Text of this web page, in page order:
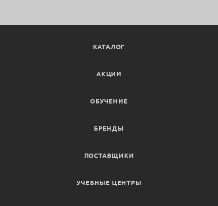
КАТАЛОГ
АКЦИИ
ОБУЧЕНИЕ
БРЕНДЫ
ПОСТАВЩИКИ
УЧЕБНЫЕ ЦЕНТРЫ